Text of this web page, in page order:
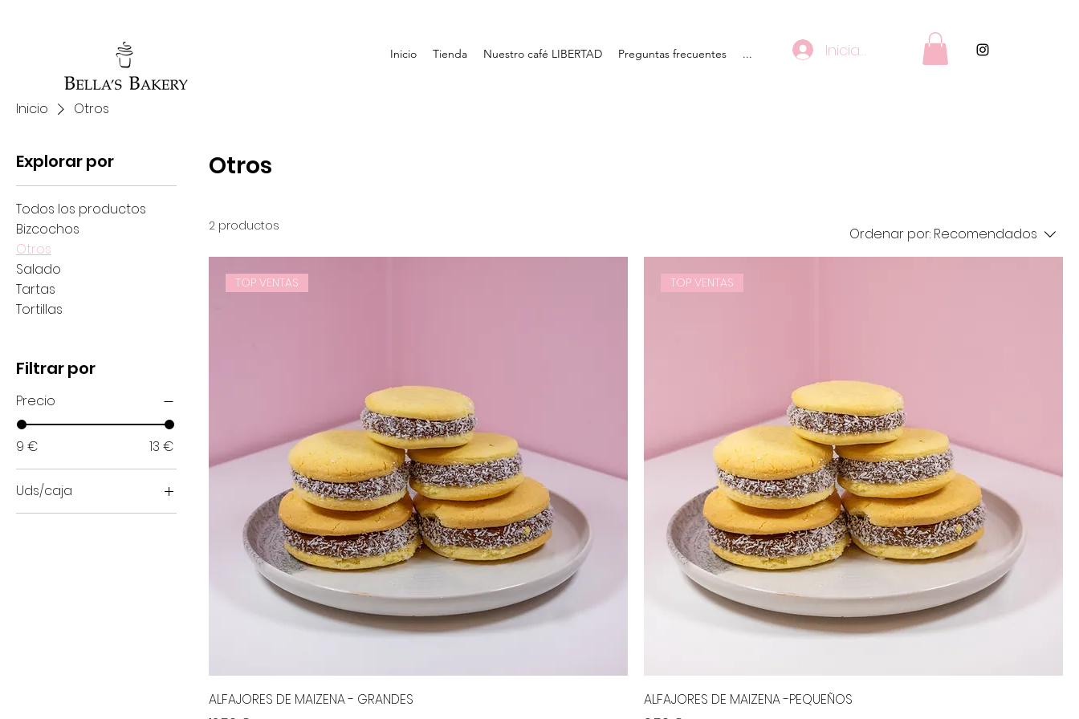
Inicio Tienda Nuestro café LIBERTAD Preguntas frecuentes ... Iniciar sesión
Inicio Otros
Explorar por
Todos los productos
Bizcochos
Otros
Salado
Tartas
Tortillas
Filtrar por
Precio
9 € 13 €
Uds/caja
Caja 10 uds
Otros
2 productos Ordenar por: Recomendados
TOP VENTAS
ALFAJORES DE MAIZENA - GRANDES
TOP VENTAS
ALFAJORES DE MAIZENA -PEQUEÑOS